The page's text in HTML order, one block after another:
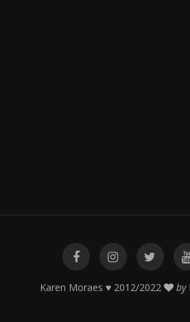
Karen Moraes ♥ 2012/2022 by